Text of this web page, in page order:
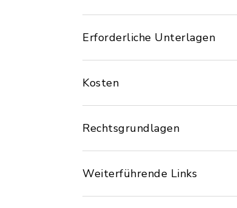
Erforderliche Unterlagen
Kosten
Rechtsgrundlagen
Weiterführende Links